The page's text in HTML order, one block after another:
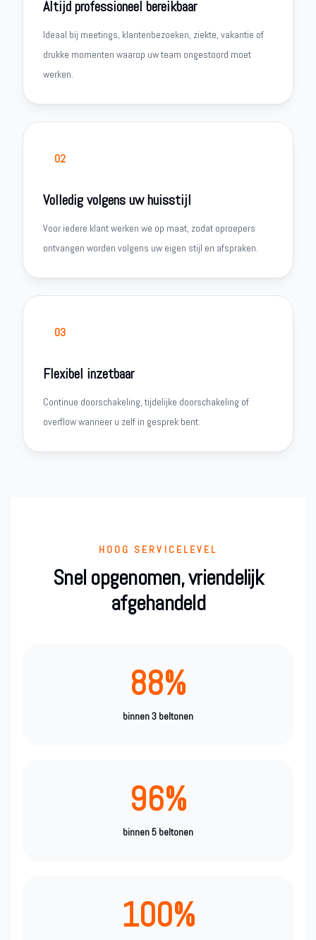
Altijd professioneel bereikbaar
Ideaal bij meetings, klantenbezoeken, ziekte, vakantie of
drukke momenten waarop uw team ongestoord moet
werken.
02
Volledig volgens uw huisstijl
Voor iedere klant werken we op maat, zodat oproepers
ontvangen worden volgens uw eigen stijl en afspraken.
03
Flexibel inzetbaar
Continue doorschakeling, tijdelijke doorschakeling of
overflow wanneer u zelf in gesprek bent.
HOOG SERVICELEVEL
Snel opgenomen, vriendelijk
afgehandeld
88%
binnen 3 beltonen
96%
binnen 5 beltonen
100%